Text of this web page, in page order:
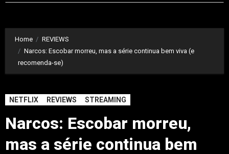
Home
REVIEWS
Narcos: Escobar morreu, mas a série continua bem viva (e
recomenda-se)
NETFLIX REVIEWS STREAMING
Narcos: Escobar morreu,
mas a série continua bem